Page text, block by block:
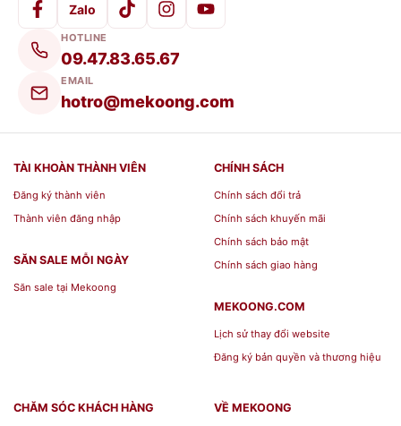
Thông tin
Chi tiết
Thương hiệu
Minh Long
Bộ sưu tập
Trắng Ngà
Dung tích bình 0.47 L
Giá niêm yết
Bộ sản phẩm bao gồm
01 Bình trà 0.47 L (kèm nắp).
06 Tách trà cao (dung tích 0.08 L).
Zalo
HOTLINE
09.47.83.65.67
EMAIL
hotro@mekoong.com
TÀI KHOÀN THÀNH VIÊN
Đăng ký thành viên
Thành viên đăng nhập
SĂN SALE MỖI NGÀY
Săn sale tại Mekoong
CHÍNH SÁCH
Chính sách đổi trả
Chính sách khuyến mãi
Chính sách bảo mật
Chính sách giao hàng
MEKOONG.COM
Lịch sử thay đổi website
Đăng ký bản quyền và thương hiệu
CHĂM SÓC KHÁCH HÀNG VỀ MEKOONG